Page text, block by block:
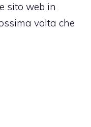
sito web in
volta che